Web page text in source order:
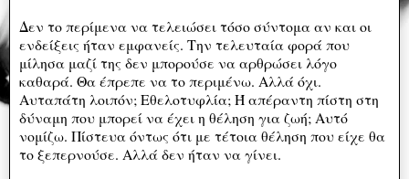
Δεν το περίμενα να τελειώσει τόσο σύντομα αν και οι
ενδείξεις ήταν εμφανείς. Την τελευταία φορά που
μίλησα μαζί της δεν μπορούσε να αρθρώσει λόγο
καθαρά. Θα έπρεπε να το περιμένω. Αλλά όχι.
Αυταπάτη λοιπόν; Εθελοτυφλία; Ή απέραντη πίστη στη
δύναμη που μπορεί να έχει η θέληση για ζωή; Αυτό
νομίζω. Πίστευα όντως ότι με τέτοια θέληση που είχε θα
το ξεπερνούσε. Αλλά δεν ήταν να γίνει.